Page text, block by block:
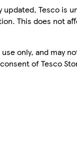
Tesco is
This does not
only, and may
of Tesco